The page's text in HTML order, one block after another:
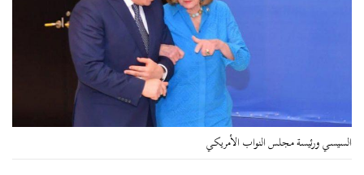
السيسي ورئيسة مجلس النواب الأمريكي